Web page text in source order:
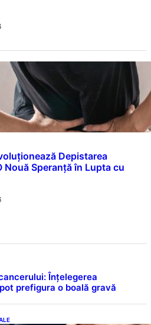
Depistarea
Nouă Speranță în Lupta cu
Înțelegerea
prefigura o boală gravă